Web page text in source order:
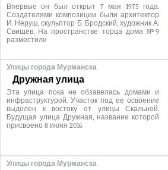
Впервые он был открыт 7 мая 1975 года.
Создателями композиции были архитектор
И. Неруш, скульптор Б. Бродский, художник А.
Свищев. На пространстве торца дома №9
разместили
Улицы города Мурманска
Дружная улица
Эта улица пока не обзавелась домами и
инфраструктурой. Участок под ее освоение
выделен к востоку от улицы Скальной.
Будущая улица Дружная, название которой
присвоено 8 июня 2016
Улицы города Мурманска